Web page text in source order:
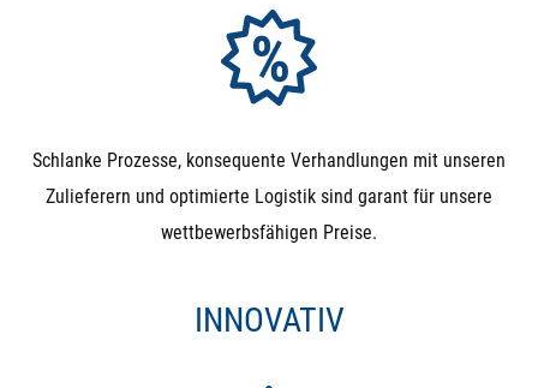
Schlanke Prozesse, konsequente Verhandlungen mit unseren
Zulieferern und optimierte Logistik sind garant für unsere
wettbewerbsfähigen Preise.
INNOVATIV